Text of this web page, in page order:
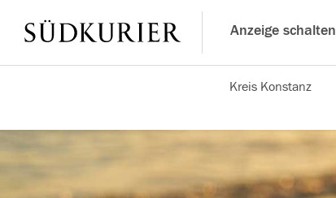
Anzeige schalten
Kreis Konstanz